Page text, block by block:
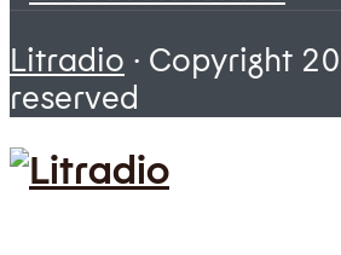
Litradio · Copyright
reserved